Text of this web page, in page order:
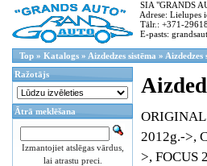
SIA "GRANDS
Adrese: Lielupes
Tālr.: +371-
E-pasts:
Top » Katalogs » Aizdedzes sistēma » Aizdedzes
2012g.->,
>, FOCUS
Ražotājs
Ātrā meklēšana
Izmantojiet atslēgas vārdus,
lai atrastu preci.